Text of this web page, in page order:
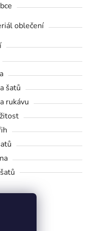
oblečení
šatů
rukávu